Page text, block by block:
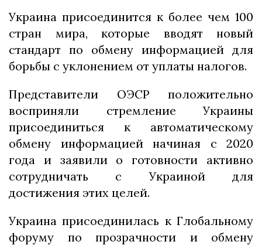
Украина присоединится к более чем 100
стран мира, которые вводят новый
стандарт по обмену информацией для
борьбы с уклонением от уплаты налогов.
Представители ОЭСР положительно
восприняли стремление Украины
присоединиться к автоматическому
обмену информацией начиная с 2020
года и заявили о готовности активно
сотрудничать с Украиной для
достижения этих целей.
Украина присоединилась к Глобальному
форуму по прозрачности и обмену